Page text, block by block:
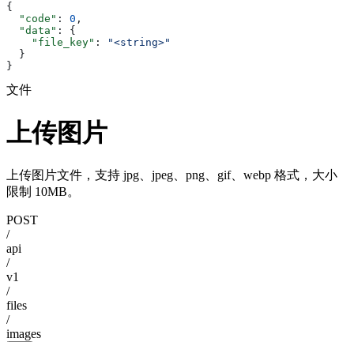
{
  "code"
: 0 ,
  "data"
: {
    "file_key"
:
"<string>"
  }
}
文件
上传图片
上传图片文件，支持 jpg、jpeg、png、gif、webp 格式，大小
限制 10MB。
POST
/
api
/
v1
/
files
/
images